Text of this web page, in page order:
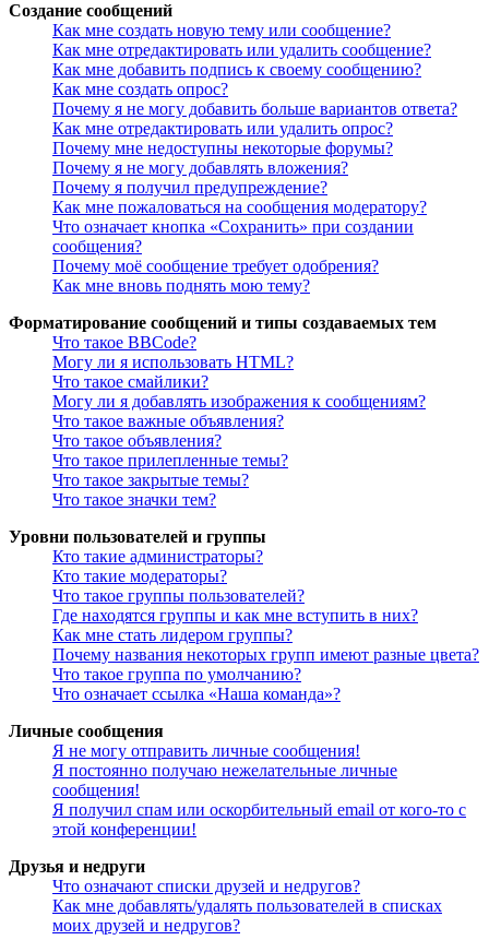
Создание сообщений
Как мне создать новую тему или сообщение?
Как мне отредактировать или удалить сообщение?
Как мне добавить подпись к своему сообщению?
Как мне создать опрос?
Почему я не могу добавить больше вариантов ответа?
Как мне отредактировать или удалить опрос?
Почему мне недоступны некоторые форумы?
Почему я не могу добавлять вложения?
Почему я получил предупреждение?
Как мне пожаловаться на сообщения модератору?
Что означает кнопка «Сохранить» при создании
сообщения?
Почему моё сообщение требует одобрения?
Как мне вновь поднять мою тему?
Форматирование сообщений и типы создаваемых тем
Что такое BBCode?
Могу ли я использовать HTML?
Что такое смайлики?
Могу ли я добавлять изображения к сообщениям?
Что такое важные объявления?
Что такое объявления?
Что такое прилепленные темы?
Что такое закрытые темы?
Что такое значки тем?
Уровни пользователей и группы
Кто такие администраторы?
Кто такие модераторы?
Что такое группы пользователей?
Где находятся группы и как мне вступить в них?
Как мне стать лидером группы?
Почему названия некоторых групп имеют разные цвета?
Что такое группа по умолчанию?
Что означает ссылка «Наша команда»?
Личные сообщения
Я не могу отправить личные сообщения!
Я постоянно получаю нежелательные личные
сообщения!
Я получил спам или оскорбительный email от кого-то с
этой конференции!
Друзья и недруги
Что означают списки друзей и недругов?
Как мне добавлять/удалять пользователей в списках
моих друзей и недругов?